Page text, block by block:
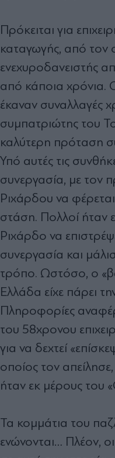
Πρόκειται για
καταγωγής, από τον
ενεχυροδανειστής
από κάποια χρόνια.
έκαναν συναλλαγές
συμπατριώτης του
καλύτερη πρόταση
Υπό αυτές τις
συνεργασία, με τον
Ριχάρδου να
στάση. Πολλοί ήταν
Ριχάρδο να
συνεργασία και
τρόπο. Ωστόσο, ο
Ελλάδα είχε πάρει
Πληροφορίες
του 58χρονου
για να δεχτεί
οποίος τον
ήταν εκ μέρους του
Τα κομμάτια του
ενώνονται… Πλέον,